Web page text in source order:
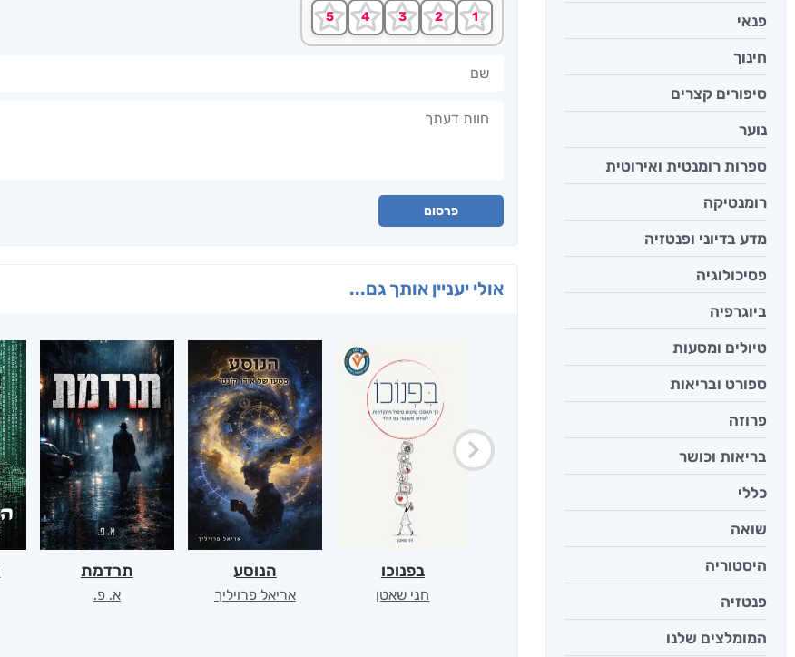
פנאי
חינוך
סיפורים קצרים
נוער
ספרות רומנטית ואירוטית
רומנטיקה
מדע בדיוני ופנטזיה
פסיכולוגיה
ביוגרפיה
טיולים ומסעות
ספורט ובריאות
פרוזה
בריאות וכושר
כללי
שואה
היסטוריה
פנטזיה
המומלצים שלנו
פרסום
אולי יעניין אותך גם...
בפנוכו
חני שאטן
הנוסע
אריאל פרויליך
תרדמת
א. פ.